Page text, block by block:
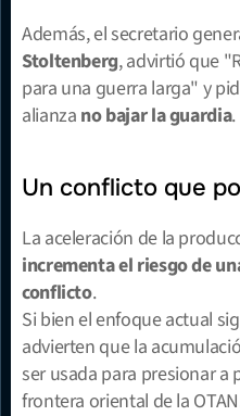
Además, el secretario
Stoltenberg, advirtió que
para una guerra larga" y
alianza no bajar la guardia.
Un conflicto que
incrementa el riesgo de
conflicto.
Si bien el enfoque actual
advierten que la
ser usada para presionar a
frontera oriental de la